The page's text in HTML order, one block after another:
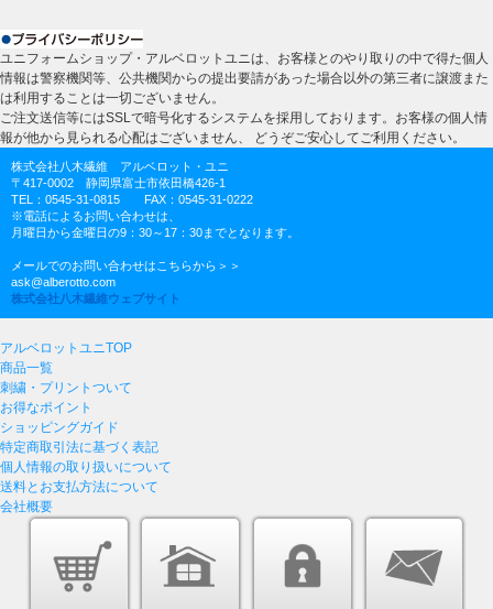
ユニフォームショップ・アルベロットユニは、お客様とのやり取りの中で得た個人
情報は警察機関等、公共機関からの提出要請があった場合以外の第三者に譲渡また
は利用することは一切ございません。
ご注文送信等にはSSLで暗号化するシステムを採用しております。お客様の個人情
報が他から見られる心配はございません、 どうぞご安心してご利用ください。
株式会社八木繊維 アルベロット・ユニ
〒417-0002 静岡県富士市依田橋426-1
TEL：0545-31-0815 FAX：0545-31-0222
※電話によるお問い合わせは、
月曜日から金曜日の9：30～17：30までとなります。
メールでのお問い合わせはこちらから＞＞
ask@alberotto.com
株式会社八木繊維ウェブサイト
アルベロットユニTOP
商品一覧
刺繍・プリントついて
お得なポイント
ショッピングガイド
特定商取引法に基づく表記
個人情報の取り扱いについて
送料とお支払方法について
会社概要